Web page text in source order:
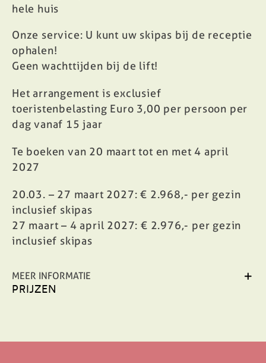
hele huis
Onze service: U kunt uw skipas bij de receptie
ophalen!
Geen wachttijden bij de lift!
Het arrangement is exclusief
toeristenbelasting Euro 3,00 per persoon per
dag vanaf 15 jaar
Te boeken van 20 maart tot en met 4 april
2027
20.03. – 27 maart 2027: € 2.968,- per gezin
inclusief skipas
27 maart – 4 april 2027: € 2.976,- per gezin
inclusief skipas
MEER INFORMATIE
PRIJZEN